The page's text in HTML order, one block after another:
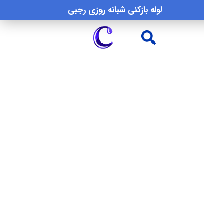
لوله بازکنی شبانه روزی رجبی